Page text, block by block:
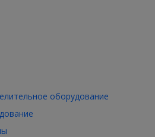
оборудование